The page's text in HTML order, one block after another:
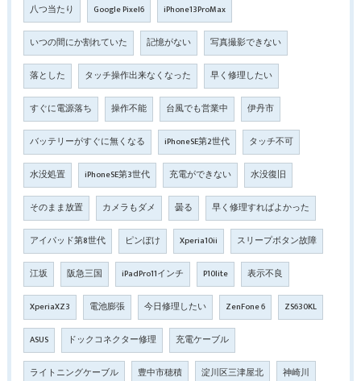
八つ当たり Google Pixel6 iPhone13ProMax
いつの間にか割れていた 記憶がない 写真撮影できない
落とした タッチ操作出来なくなった 早く修理したい
すぐに電源落ち 操作不能 台風でも営業中 伊丹市
バッテリーがすぐに無くなる iPhoneSE第2世代 タッチ不可
水没処置 iPhoneSE第3世代 充電ができない 水没復旧
そのまま放置 カメラもダメ 曇る 早く修理すればよかった
アイパッド第8世代 ピンぼけ Xperia10ii スリープボタン故障
江坂 阪急三国 iPadPro11インチ P10lite 表示不良
XperiaXZ3 電池膨張 今日修理したい ZenFone 6 ZS630KL
ASUS ドックコネクター修理 充電ケーブル
ライトニングケーブル 豊中市穂積 淀川区三津屋北 神崎川